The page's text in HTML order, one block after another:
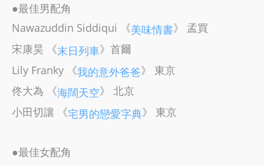
●最佳男配角
Nawazuddin Siddiqui 《美味情書》 孟買
宋康昊 《末日列車》首爾
Lily Franky 《我的意外爸爸》 東京
佟大為 《海闊天空》 北京
小田切讓 《宅男的戀愛字典》 東京
●最佳女配角